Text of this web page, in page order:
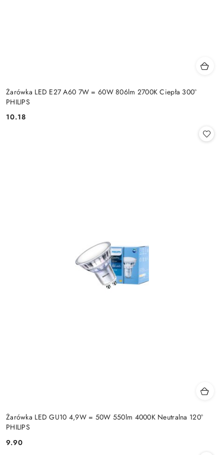
Żarówka LED E27 A60 7W = 60W 806lm 2700K Ciepła 300°
PHILIPS
Cena:
10.18
Żarówka LED GU10 4,9W = 50W 550lm 4000K Neutralna 120°
PHILIPS
Cena:
9.90